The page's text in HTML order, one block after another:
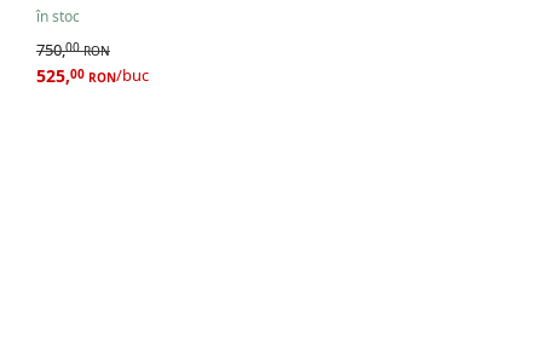
în stoc
750,00 RON
525,00 RON/buc